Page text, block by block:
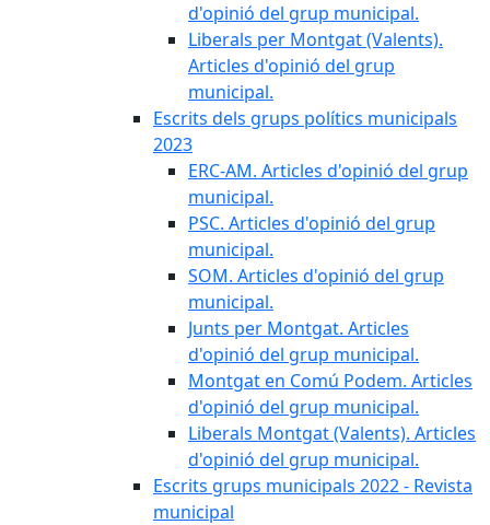
d'opinió del grup municipal.
Liberals per Montgat (Valents).
Articles d'opinió del grup
municipal.
Escrits dels grups polítics municipals
2023
ERC-AM. Articles d'opinió del grup
municipal.
PSC. Articles d'opinió del grup
municipal.
SOM. Articles d'opinió del grup
municipal.
Junts per Montgat. Articles
d'opinió del grup municipal.
Montgat en Comú Podem. Articles
d'opinió del grup municipal.
Liberals Montgat (Valents). Articles
d'opinió del grup municipal.
Escrits grups municipals 2022 - Revista
municipal